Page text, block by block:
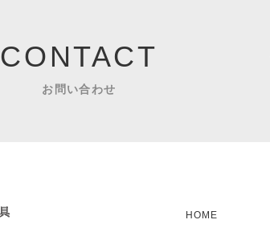
CONTACT
お問い合わせ
HOME